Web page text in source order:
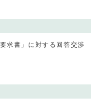
求書」に対する回答交渉